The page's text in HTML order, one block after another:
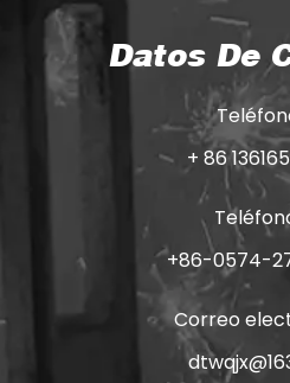
Datos De
+ 86
+86-0574-
Correo